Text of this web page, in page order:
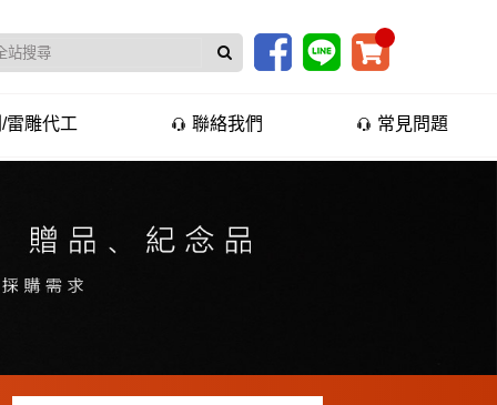
雷雕代工 聯絡我們 常見問題